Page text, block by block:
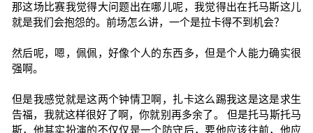
那这场比赛我觉得大问题出在哪儿呢，我觉得出在托马斯这儿
就是我们会抱怨的。前场怎么讲，一个是拉卡得不到机会？
然后呢，嗯，佩佩，好像个人的东西多，但是个人能力确实很
强啊。
但是我感觉就是这两个钟情卫啊，扎卡这么踢我这是这是求生
告福，我就这样很好了啊，你就别再多余了。 但是托马斯托马
斯，他其实扮演的不仅仅是一个防守后，要他应该往前，他应